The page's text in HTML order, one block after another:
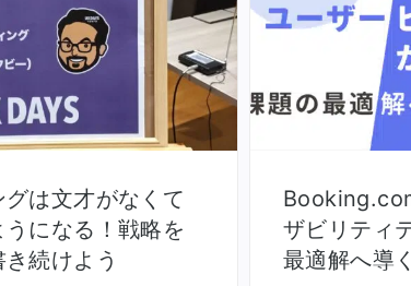
グは文才がなくて
うになる！戦略を
続けよう
ザビリティ
最適解へ導